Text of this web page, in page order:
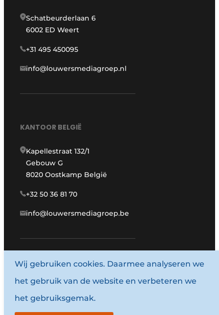
Schatbeurderlaan 6
6002 ED Weert
+31 495 450095
info@louwersmediagroep.nl
KANTOOR BELGIË
Kapellestraat 132/1
Gebouw G
8020 Oostkamp België
+32 50 36 81 70
info@louwersmediagroep.be
www.louwersmediagroep.com
© 1987 - 2026 Louwersmediagroep.
Algemene voorwaarden
Wij gebruiken cookies. Daarmee analyseren we
het gebruik van de website en verbeteren we
het gebruiksgemak.